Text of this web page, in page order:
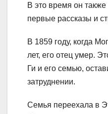
В это время он также
первые рассказы и
В 1859 году, когда
лет, его отец умер.
Ги и его семью,
затруднении.
Семья переехала в